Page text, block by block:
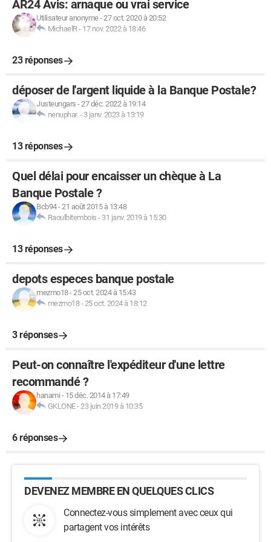
AR24 Avis: arnaque ou vrai service
Utilisateur anonyme-27 oct. 2020 à 20:52
MichaelR- 17 nov. 2022 à 18:46
23 réponses
déposer de l'argent liquide à la Banque Postale?
Justeungars -27 déc. 2022 à 19:14
nenuphar. - 3 janv. 2023 à 13:19
13 réponses
Quel délai pour encaisser un chèque à La
Banque Postale ?
Bcb94-21 août 2015 à 13:48
Raoulbitembois - 31 janv. 2019 à 15:30
13 réponses
depots especes banque postale
mezmo18-25 oct. 2024 à 15:43
mezmo18-25 oct. 2024 à 18:12
3 réponses
Peut-on connaître l'expéditeur d'une lettre
recommandé ?
hanami - 15 déc. 2014 à 17:49
GKLONE-23 juin 2019 à 10:35
6 réponses
DEVENEZ MEMBRE EN QUELQUES CLICS
Connectez-vous simplement avec ceux qui
partagent vos intérêts